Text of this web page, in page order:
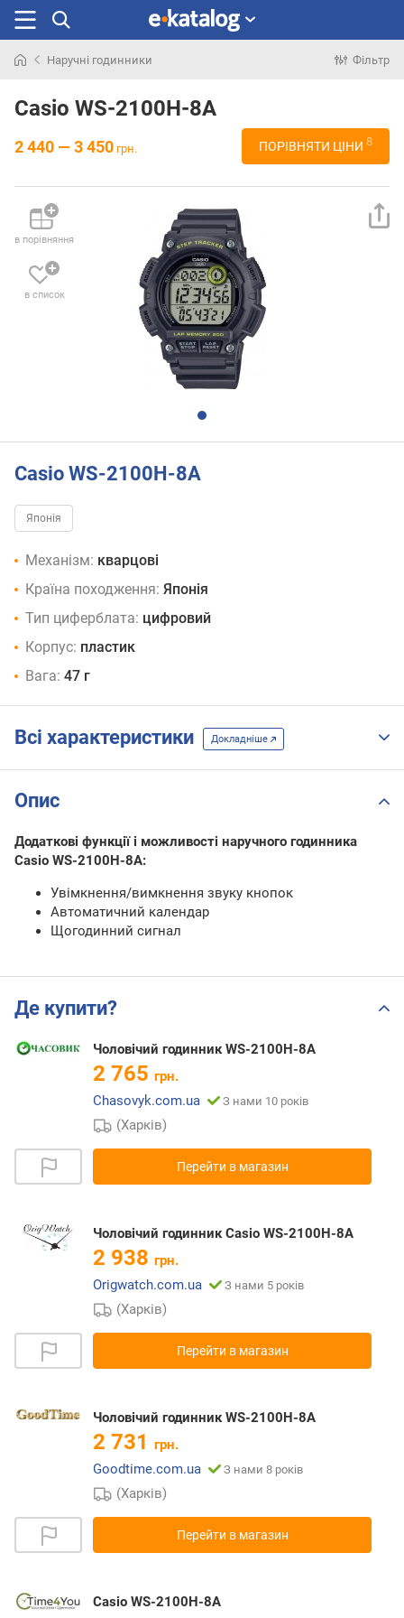
раніше
Наручні годинники Фільтр
Casio WS-2100H-8A
2 440 — 3 450 грн. ПОРІВНЯТИ ЦІНИ 8
в порівняння
в список
Casio WS-2100H-8A
Японія
Механізм: кварцові
Країна походження: Японія
Тип циферблата: цифровий
Корпус: пластик
Вага: 47 г
Всі характеристики Докладніше
Опис
Додаткові функції і можливості наручного годинника
Casio WS-2100H-8A:
Увімкнення/вимкнення звуку кнопок
Автоматичний календар
Щогодинний сигнал
Де купити?
Чоловічий годинник WS-2100H-8A
2 765 грн.
Chasovyk.com.ua
З нами 10 років
(Харків)
Перейти в магазин
Чоловічий годинник Casio WS-2100H-8A
2 938 грн.
Origwatch.com.ua
З нами 5 років
(Харків)
Перейти в магазин
Чоловічий годинник WS-2100H-8A
2 731 грн.
Goodtime.com.ua
З нами 8 років
(Харків)
Перейти в магазин
Casio WS-2100H-8A